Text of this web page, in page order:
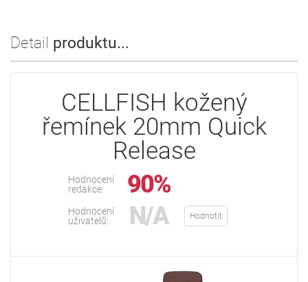
Detail produktu...
CELLFISH kožený
řemínek 20mm Quick
Release
Hodnocení
redakce:
90%
Hodnocení
uživatelů:
N/A Hodnotit